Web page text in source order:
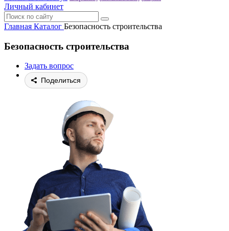
Личный кабинет
Главная Каталог Безопасность строительства
Безопасность строительства
Задать вопрос
Поделиться